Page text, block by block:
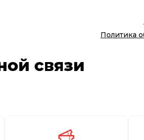
Политика
связи